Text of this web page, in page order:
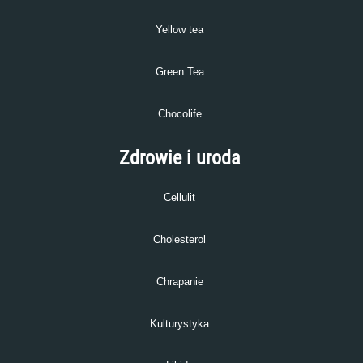
Yellow tea
Green Tea
Chocolife
Zdrowie i uroda
Cellulit
Cholesterol
Chrapanie
Kulturystyka